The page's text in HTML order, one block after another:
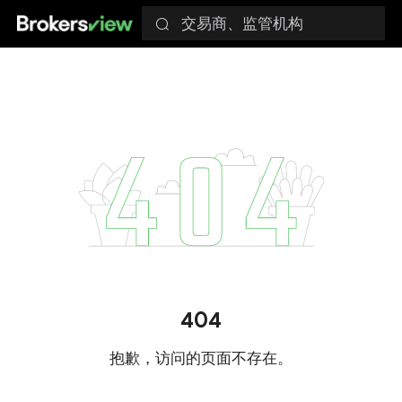
交易商、监管机构
404
抱歉，访问的页面不存在。